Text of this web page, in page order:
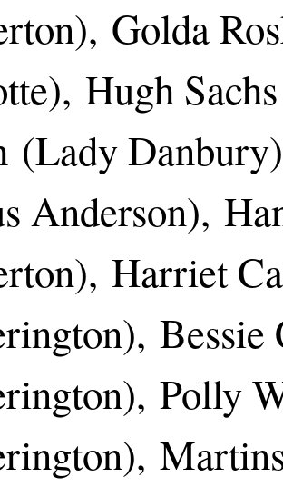
Golda
Hugh
(Lady
Anderson),
Harriet
Polly